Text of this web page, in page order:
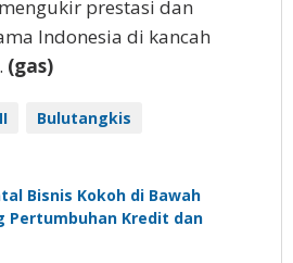
prestasi dan
Indonesia di kancah
(gas)
Bulutangkis
Bisnis Kokoh di Bawah
Pertumbuhan Kredit dan